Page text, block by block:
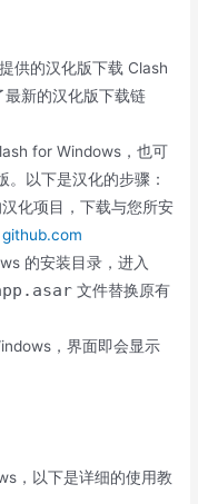
供的汉化版下载 Clash
新的汉化版下载链
for Windows，也可
。以下是汉化的步骤：
化项目，下载与您所安
github.com
的安装目录，进入
文件替换原有
，界面即会显示
，以下是详细的使用教